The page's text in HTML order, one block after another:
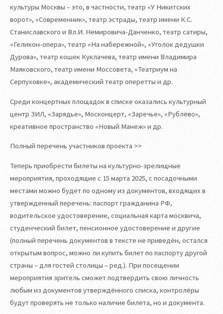
культуры Москвы – это, в частности, театр «У Никитских
ворот», «Современник», театр эстрады, театр имени К.С.
Станиславского и Вл.И. Немировича-Данченко, театр сатиры,
«Геликон-опера», театр «На набережной», «Уголок дедушки
Дурова», театр кошек Куклачева, театр имени Владимира
Маяковского, театр имени Моссовета, «Театриум на
Серпуховке», академический театр оперетты и др.
Среди концертных площадок в списке оказались культурный
центр ЗИЛ, «Зарядье», Москонцерт, «Заречье», «Рублёво»,
креативное пространство «Новый Манеж» и др.
Полный перечень участников проекта >>
Теперь приобрести билеты на культурно-зрелищные
мероприятия, проходящие с 15 марта 2025, с посадочными
местами можно будет по одному из документов, входящих в
утвержденный перечень: паспорт гражданина РФ,
водительское удостоверение, социальная карта москвича,
студенческий билет, пенсионное удостоверение и другие
(полный перечень документов в тексте не приведён, остался
открытым вопрос, можно ли купить билет по паспорту другой
страны – для гостей столицы – ред.). При посещении
мероприятия зритель сможет подтвердить свою личность
любым из документов утверждённого списка, контролёры
будут проверять не только наличие билета, но и документа.